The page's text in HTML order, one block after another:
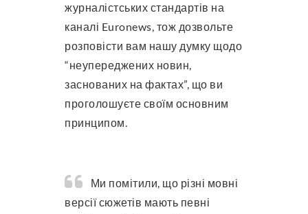
журналістських стандартів на
каналі Euronews, тож дозвольте
розповісти вам нашу думку щодо
“неупереджених новин,
заснованих на фактах”, що ви
проголошуєте своїм основним
принципом.
Ми помітили, що різні мовні
версії сюжетів мають певні